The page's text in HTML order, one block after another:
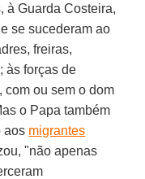
à Guarda Costeira,
se sucederam ao
freiras,
às forças de
com ou sem o dom
o Papa também
aos migrantes
"não apenas